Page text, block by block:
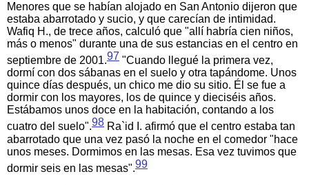
Menores que se habían alojado en San Antonio dijeron que
estaba abarrotado y sucio, y que carecían de intimidad.
Wafiq H., de trece años, calculó que "allí habría cien niños,
más o menos" durante una de sus estancias en el centro en
septiembre de 2001.97 "Cuando llegué la primera vez,
dormí con dos sábanas en el suelo y otra tapándome. Unos
quince días después, un chico me dio su sitio. Él se fue a
dormir con los mayores, los de quince y dieciséis años.
Estábamos unos doce en la habitación, contando a los
cuatro del suelo".98 Ra`id I. afirmó que el centro estaba tan
abarrotado que una vez pasó la noche en el comedor "hace
unos meses. Dormimos en las mesas. Esa vez tuvimos que
dormir seis en las mesas".99